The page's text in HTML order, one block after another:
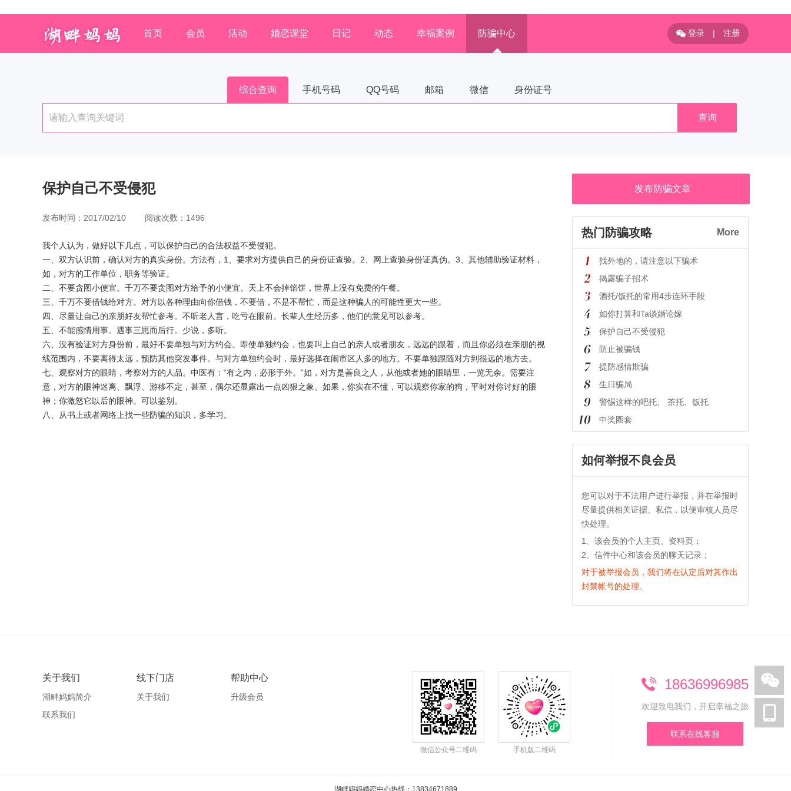
首页 会员 活动 婚恋课堂 日记 动态 幸福案例 防骗中心 登录 | 注册
综合查询 手机号码 QQ号码 邮箱 微信 身份证号
查询
保护自己不受侵犯
发布时间：2017/02/10 阅读次数：1496
我个人认为，做好以下几点，可以保护自己的合法权益不受侵犯。
一、双方认识前，确认对方的真实身份。方法有，1、要求对方提供自己的身份证查验。2、网上查验身份证真伪。3、其他辅助验证材料，
如，对方的工作单位，职务等验证。
二、不要贪图小便宜。千万不要贪图对方给予的小便宜。天上不会掉馅饼，世界上没有免费的午餐。
三、千万不要借钱给对方。对方以各种理由向你借钱，不要借，不是不帮忙，而是这种骗人的可能性更大一些。
四、尽量让自己的亲朋好友帮忙参考。不听老人言，吃亏在眼前。长辈人生经历多，他们的意见可以参考。
五、不能感情用事。遇事三思而后行。少说，多听。
六、没有验证对方身份前，最好不要单独与对方约会。即使单独约会，也要叫上自己的亲人或者朋友，远远的跟着，而且你必须在亲朋的视
线范围内，不要离得太远，预防其他突发事件。与对方单独约会时，最好选择在闹市区人多的地方。不要单独跟随对方到很远的地方去。
七、观察对方的眼睛，考察对方的人品。中医有：“有之内，必形于外。”如，对方是善良之人，从他或者她的眼睛里，一览无余。需要注
意，对方的眼神迷离、飘浮、游移不定，甚至，偶尔还显露出一点凶狠之象。如果，你实在不懂，可以观察你家的狗，平时对你讨好的眼
神；你激怒它以后的眼神。可以鉴别。
八、从书上或者网络上找一些防骗的知识，多学习。
发布防骗文章
热门防骗攻略 More
找外地的，请注意以下骗术
揭露骗子招术
酒托/饭托的常用4步连环手段
如你打算和Ta谈婚论嫁
保护自己不受侵犯
防止被骗钱
提防感情欺骗
生日骗局
警惕这样的吧托、 茶托、饭托
中奖圈套
如何举报不良会员
您可以对于不法用户进行举报，并在举报时
尽量提供相关证据、私信，以便审核人员尽
快处理。
1、该会员的个人主页、资料页；
2、信件中心和该会员的聊天记录；
对于被举报会员，我们将在认定后对其作出
封禁帐号的处理。
关于我们
湖畔妈妈简介
联系我们
线下门店
关于我们
帮助中心
升级会员
18636996985
欢迎致电我们，开启幸福之旅
联系在线客服
微信公众号二维码 手机版二维码
湖畔妈妈婚恋中心热线：13834671889